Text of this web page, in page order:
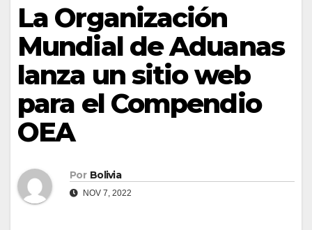
La Organización
Mundial de Aduanas
lanza un sitio web
para el Compendio
OEA
Por Bolivia
NOV 7, 2022